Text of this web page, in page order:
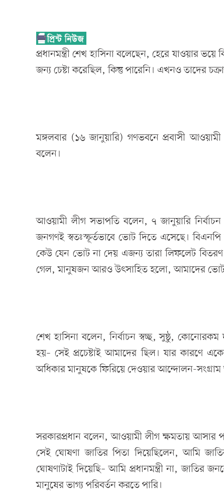
প্রধানমন্ত্রী শেখ হাসিনা বলেছেন, হেরে যাওয়ার ভয়ে
জন্য চেষ্টা করেছিল, কিন্তু পারেনি। এখনও তাদের
মঙ্গলবার (১৬ জানুয়ারি) গণভবনে প্রবাসী আওয়ামী
বলেন।
আওয়ামী লীগ সভাপতি বলেন, ৭ জানুয়ারি
জনগণই স্বতঃস্ফূর্তভাবে ভোট দিতে এসেছে।
কেউ যেন ভোট না দেয় এজন্য তারা লিফলেট
গেল, মানুষজন আরও উৎসাহিত হলো, আমাদের ভোট
শেখ হাসিনা বলেন, নির্বাচন স্বচ্ছ, সুষ্ঠু, কোনোরকম
হয়– সেই প্রচেষ্টাই আমাদের ছিল। যার কারণে
অধিকার মানুষকে ফিরিয়ে দেওয়ার আন্দোলন-
সরকারপ্রধান বলেন, আওয়ামী লীগ ক্ষমতায় আসার
সেই ঘোষণা জাতির পিতা দিয়েছিলেন, আমি
ঘোষণাটাই দিয়েছি– আমি প্রধানমন্ত্রী না, জাতির
মানুষের ভাগ্য পরিবর্তন করতে পারি।